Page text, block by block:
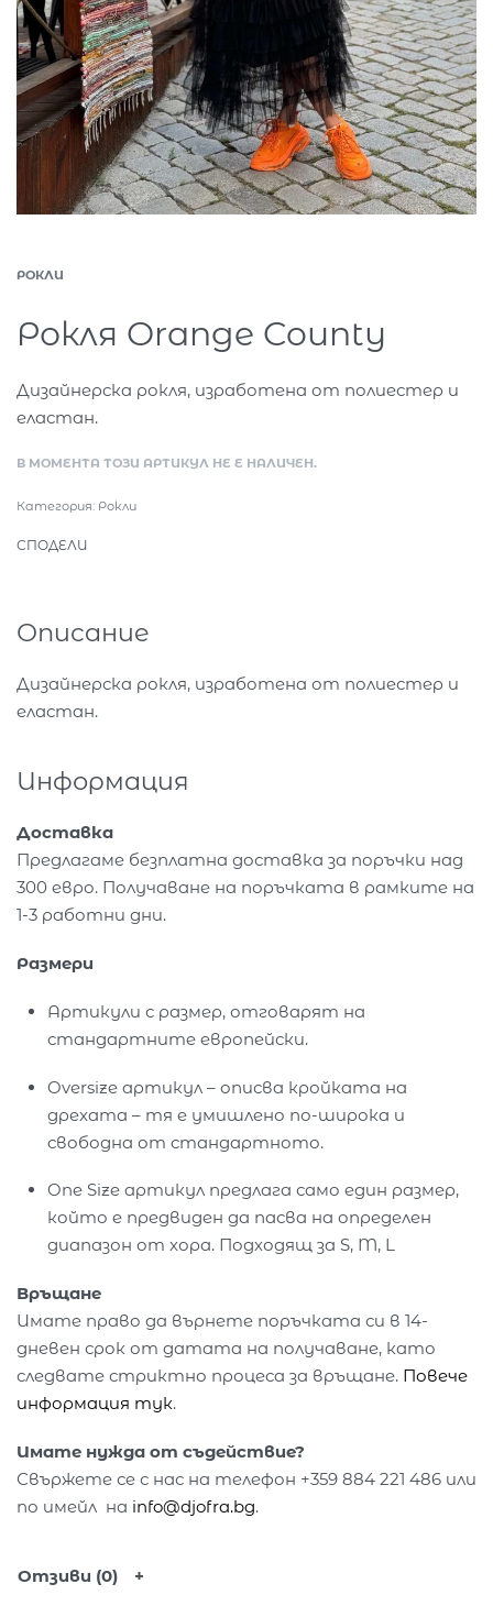
РОКЛИ
Рокля Orange County
Дизайнерска рокля, изработена от полиестер и
еластан.
В МОМЕНТА ТОЗИ АРТИКУЛ НЕ Е НАЛИЧЕН.
Категория: Рокли
СПОДЕЛИ
Описание
Дизайнерска рокля, изработена от полиестер и
еластан.
Информация
Доставка
Предлагаме безплатна доставка за поръчки над
300 евро. Получаване на поръчката в рамките на
1-3 работни дни.
Размери
Артикули с размер, отговарят на
стандартните европейски.
Oversize артикул – описва кройката на
дрехата – тя е умишлено по-широка и
свободна от стандартното.
One Size артикул предлага само един размер,
който е предвиден да пасва на определен
диапазон от хора. Подходящ за S, M, L
Връщане
Имате право да върнете поръчката си в 14-
дневен срок от датата на получаване, като
следвате стриктно процеса за връщане. Повече
информация тук.
Имате нужда от съдействие?
Свържете се с нас на телефон +359 884 221 486 или
по имейл на info@djofra.bg.
Отзиви (0)